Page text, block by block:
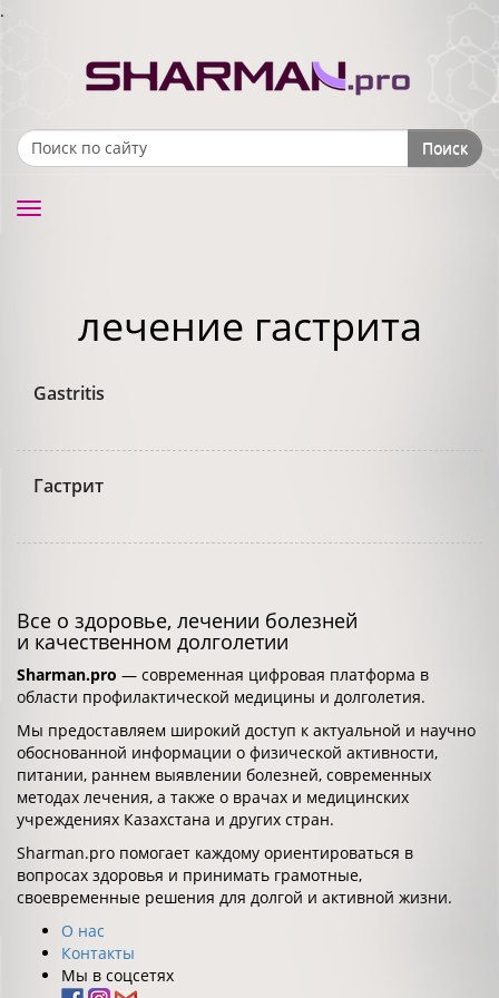
.
Search form Поиск
Toggle
лечение гастрита
Gastritis
Гастрит
Все о здоровье, лечении болезней
и качественном долголетии
Sharman.pro — современная цифровая платформа в
области профилактической медицины и долголетия.
Мы предоставляем широкий доступ к актуальной и научно
обоснованной информации о физической активности,
питании, раннем выявлении болезней, современных
методах лечения, а также о врачах и медицинских
учреждениях Казахстана и других стран.
Sharman.pro помогает каждому ориентироваться в
вопросах здоровья и принимать грамотные,
своевременные решения для долгой и активной жизни.
О нас
Контакты
Мы в соцсетях